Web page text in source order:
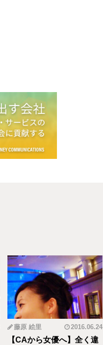
藤原 絵里 2016.06.24
【CAから女優へ】全く違